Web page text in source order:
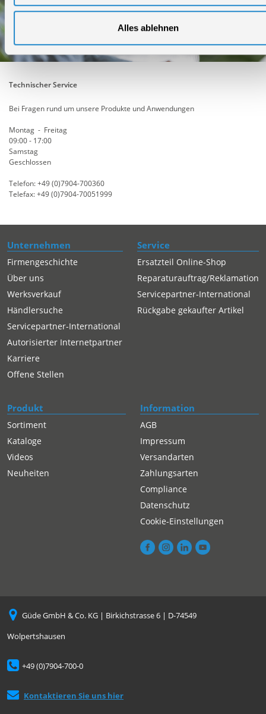
Alles ablehnen
Technischer Service
Bei Fragen rund um unsere Produkte und Anwendungen
Montag - Freitag
09:00 - 17:00
Samstag
Geschlossen
Telefon: +49 (0)7904-700360
Telefax: +49 (0)7904-70051999
Unternehmen
Firmengeschichte
Über uns
Werksverkauf
Händlersuche
Servicepartner-International
Autorisierter Internetpartner
Karriere
Offene Stellen
Service
Ersatzteil Online-Shop
Reparaturauftrag/Reklamation
Servicepartner-International
Rückgabe gekaufter Artikel
Produkt
Sortiment
Kataloge
Videos
Neuheiten
Information
AGB
Impressum
Versandarten
Zahlungsarten
Compliance
Datenschutz
Cookie-Einstellungen
Güde GmbH & Co. KG | Birkichstrasse 6 | D-74549
Wolpertshausen
+49 (0)7904-700-0
Kontaktieren Sie uns hier